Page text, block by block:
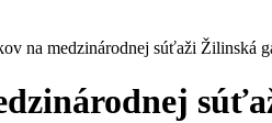
na medzinárodnej súťaži Žilinská